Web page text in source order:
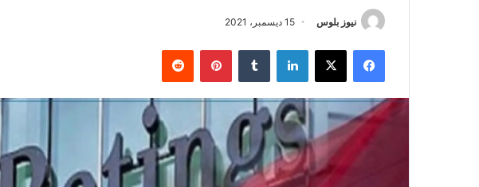
نيوز بلوس 15 ديسمبر، 2021
فيسبوك X لينكدإن بينتيريست